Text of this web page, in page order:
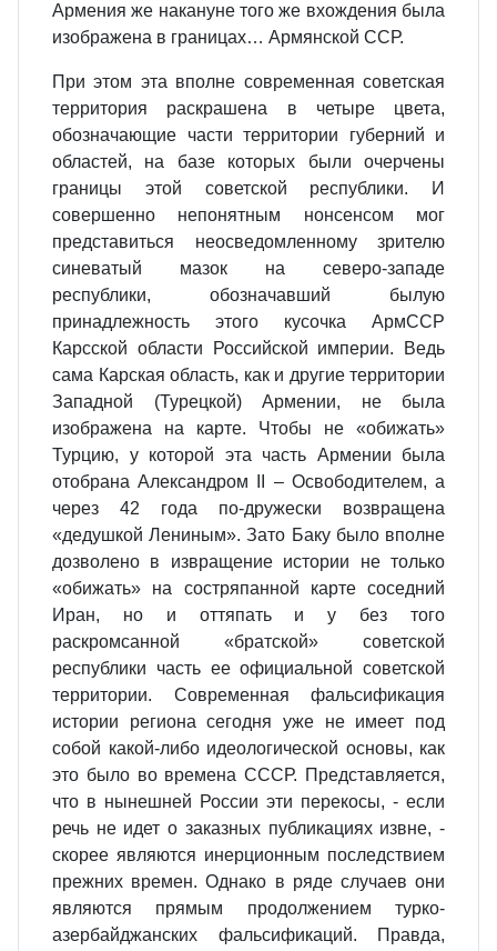
Армения же накануне того же вхождения была
изображена в границах… Армянской ССР.
При этом эта вполне современная советская
территория раскрашена в четыре цвета,
обозначающие части территории губерний и
областей, на базе которых были очерчены
границы этой советской республики. И
совершенно непонятным нонсенсом мог
представиться неосведомленному зрителю
синеватый мазок на северо-западе
республики, обозначавший былую
принадлежность этого кусочка АрмССР
Карсской области Российской империи. Ведь
сама Карская область, как и другие территории
Западной (Турецкой) Армении, не была
изображена на карте. Чтобы не «обижать»
Турцию, у которой эта часть Армении была
отобрана Александром II – Освободителем, а
через 42 года по-дружески возвращена
«дедушкой Лениным». Зато Баку было вполне
дозволено в извращение истории не только
«обижать» на состряпанной карте соседний
Иран, но и оттяпать и у без того
раскромсанной «братской» советской
республики часть ее официальной советской
территории. Современная фальсификация
истории региона сегодня уже не имеет под
собой какой-либо идеологической основы, как
это было во времена СССР. Представляется,
что в нынешней России эти перекосы, - если
речь не идет о заказных публикациях извне, -
скорее являются инерционным последствием
прежних времен. Однако в ряде случаев они
являются прямым продолжением турко-
азербайджанских фальсификаций. Правда,